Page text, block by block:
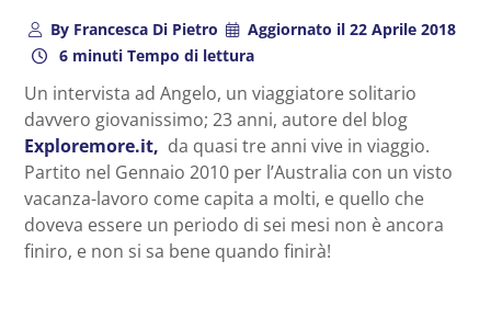
ByFrancesca Di Pietro Aggiornato il 22 Aprile 2018
6 minuti Tempo di lettura
Un intervista ad Angelo, un viaggiatore solitario
davvero giovanissimo; 23 anni, autore del blog
Exploremore.it, da quasi tre anni vive in viaggio.
Partito nel Gennaio 2010 per l’Australia con un visto
vacanza-lavoro come capita a molti, e quello che
doveva essere un periodo di sei mesi non è ancora
finiro, e non si sa bene quando finirà!